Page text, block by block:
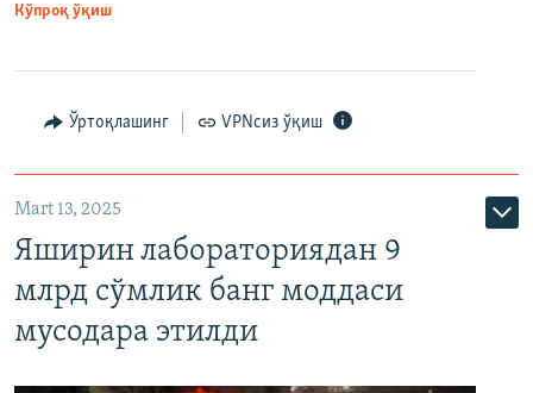
Кўпроқ ўқиш
Ўртоқлашинг VPNсиз ўқиш
Mart 13, 2025
Яширин лабораториядан 9
млрд сўмлик банг моддаси
мусодара этилди